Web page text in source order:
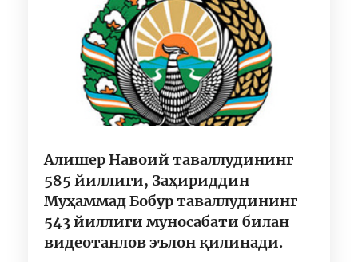
Алишер Навоий таваллудининг
585 йиллиги, Заҳириддин
Муҳаммад Бобур таваллудининг
543 йиллиги муносабати билан
видеотанлов эълон қилинади.